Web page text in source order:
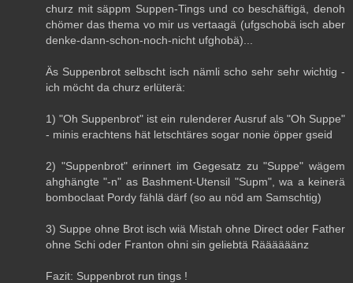
churz mit säppm Suppen-Tings und co beschäftigä, denoh
chömer das thema vo mir us vertaagä (ufgschobä isch aber
denke-dann-schon-noch-nicht ufghobä)...
Äs Suppenbrot selbscht isch nämli scho sehr sehr wichtig -
ich möcht da churz erlüterä:
1) "Oh Suppenbrot" ist ein rulenderer Ausruf als "Oh Suppe"
- minis erachtens hät letschtäres sogar nonie öpper gseid
2) "Suppenbrot" erinnert im Gegesatz zu "Suppe" wägem
ahghängte "-n" as Bashment-Utensil "Supm", wa a keinerä
bomboclaat Pordy fählä därf (so au nöd am Samschtig)
3) Suppe ohne Brot isch wiä Mistah ohne Direct oder Father
ohne Schi oder Franton ohni sin geliebtä Räääääänz
Fazit: Suppenbrot run tings !